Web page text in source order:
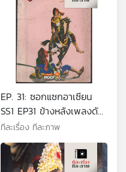
EP. 31: ซอกแซกอาเซียน
SS1 EP31 ข้างหลังเพลงดัง
ผู้ชนะสิบทิศ ตอนจบ
ทีละเรื่อง ทีละภาพ